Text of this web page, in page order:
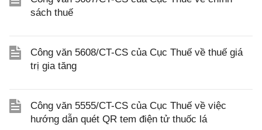
sách thuế
Công văn 5608/CT-CS của Cục Thuế về thuế giá
trị gia tăng
Công văn 5555/CT-CS của Cục Thuế về việc
hướng dẫn quét QR tem điện tử thuốc lá